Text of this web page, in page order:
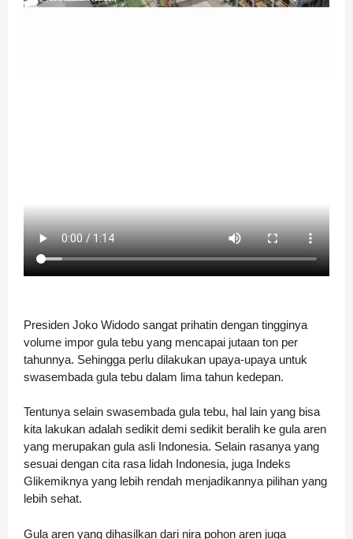
Presiden Joko Widodo sangat prihatin dengan tingginya
volume impor gula tebu yang mencapai jutaan ton per
tahunnya. Sehingga perlu dilakukan upaya-upaya untuk
swasembada gula tebu dalam lima tahun kedepan.
Tentunya selain swasembada gula tebu, hal lain yang bisa
kita lakukan adalah sedikit demi sedikit beralih ke gula aren
yang merupakan gula asli Indonesia. Selain rasanya yang
sesuai dengan cita rasa lidah Indonesia, juga Indeks
Glikemiknya yang lebih rendah menjadikannya pilihan yang
lebih sehat.
Gula aren yang dihasilkan dari nira pohon aren juga